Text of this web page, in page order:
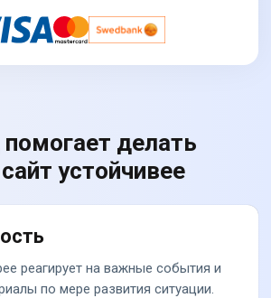
делать
устойчивее
реагирует на важные события и
по мере развития ситуации.